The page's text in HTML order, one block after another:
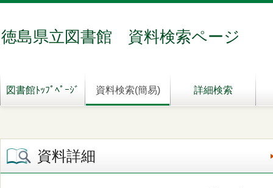
徳島県立図書館 資料検索ページ
図書館ﾄｯﾌﾟﾍﾟｰｼﾞ 資料検索(簡易) 詳細検索
資料詳細